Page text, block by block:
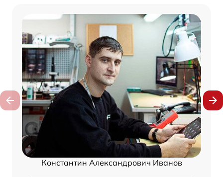
Константин Александрович Иванов